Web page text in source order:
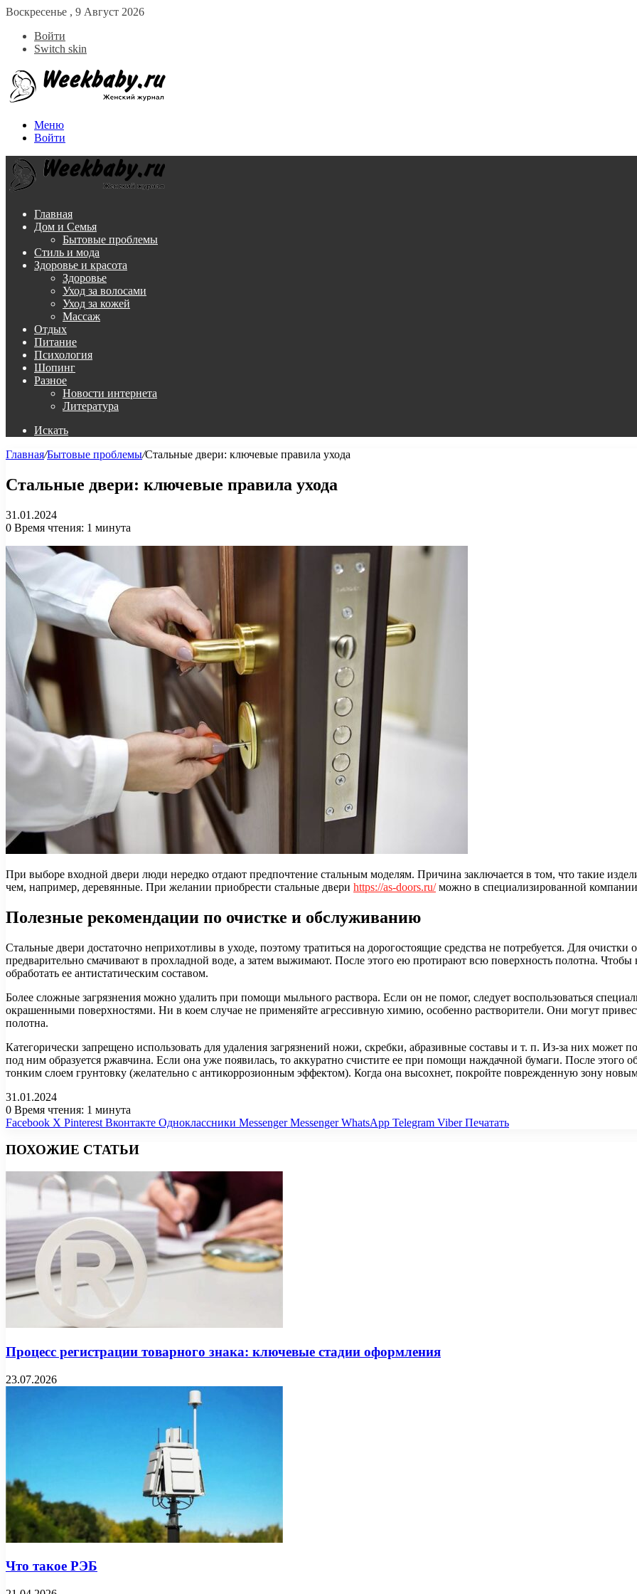
Воскресенье , 9 Август 2026
Войти
Switch skin
Меню
Войти
Главная
Дом и Семья
Бытовые проблемы
Стиль и мода
Здоровье и красота
Здоровье
Уход за волосами
Уход за кожей
Массаж
Отдых
Питание
Психология
Шопинг
Разное
Новости интернета
Литература
Искать
Главная/Бытовые проблемы/Стальные двери: ключевые правила ухода
Стальные двери: ключевые правила ухода
31.01.2024
0 Время чтения: 1 минута
При выборе входной двери люди нередко отдают предпочтение стальным моделям. Причина заключается в том, что такие
чем, например, деревянные. При желании приобрести стальные двери https://as-doors.ru/можно в специализированной
Полезные рекомендации по очистке и обслуживанию
Стальные двери достаточно неприхотливы в уходе, поэтому тратиться на дорогостоящие средства не потребуется. Для
предварительно смачивают в прохладной воде, а затем выжимают. После этого ею протирают всю поверхность полотна.
обработать ее антистатическим составом.
Более сложные загрязнения можно удалить при помощи мыльного раствора. Если он не помог, следует воспользоваться
окрашенными поверхностями. Ни в коем случае не применяйте агрессивную химию, особенно растворители. Они могут
полотна.
Категорически запрещено использовать для удаления загрязнений ножи, скребки, абразивные составы и т. п. Из-за них может
под ним образуется ржавчина. Если она уже появилась, то аккуратно счистите ее при помощи наждачной бумаги. После этого
тонким слоем грунтовку (желательно с антикоррозионным эффектом). Когда она высохнет, покройте поврежденную зону
31.01.2024
0 Время чтения: 1 минута
Facebook X Pinterest Вконтакте Одноклассники Messenger Messenger WhatsApp Telegram Viber Печатать
ПОХОЖИЕ СТАТЬИ
Процесс регистрации товарного знака: ключевые стадии оформления
23.07.2026
Что такое РЭБ